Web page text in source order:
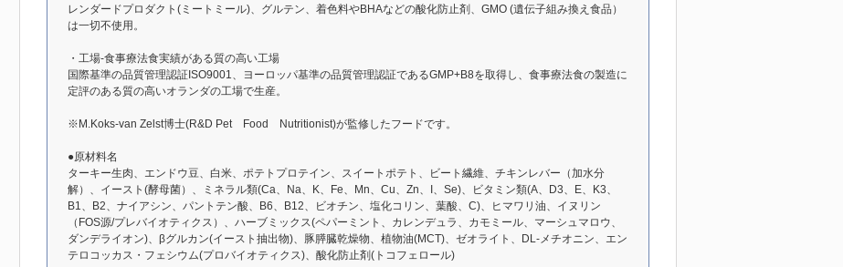
レンダードプロダクト(ミートミール)、グルテン、着色料やBHAなどの酸化防止剤、GMO (遺伝子組み換え食品）
は一切不使用。
・工場-食事療法食実績がある質の高い工場
国際基準の品質管理認証ISO9001、ヨーロッパ基準の品質管理認証であるGMP+B8を取得し、食事療法食の製造に
定評のある質の高いオランダの工場で生産。
※M.Koks-van Zelst博士(R&D Pet Food Nutritionist)が監修したフードです。
●原材料名
ターキー生肉、エンドウ豆、白米、ポテトプロテイン、スイートポテト、ビート繊維、チキンレバー（加水分
解）、イースト(酵母菌）、ミネラル類(Ca、Na、K、Fe、Mn、Cu、Zn、I、Se)、ビタミン類(A、D3、E、K3、
B1、B2、ナイアシン、パントテン酸、B6、B12、ビオチン、塩化コリン、葉酸、C)、ヒマワリ油、イヌリン
（FOS源/プレバイオティクス）、ハーブミックス(ペパーミント、カレンデュラ、カモミール、マーシュマロウ、
ダンデライオン)、βグルカン(イースト抽出物)、豚膵臓乾燥物、植物油(MCT)、ゼオライト、DL-メチオニン、エン
テロコッカス・フェシウム(プロバイオティクス)、酸化防止剤(トコフェロール)